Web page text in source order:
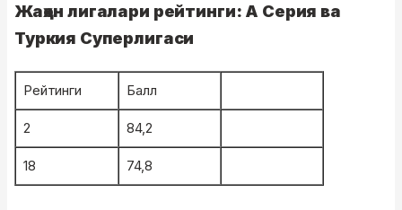
Жаҳон лигалари рейтинги: А Серия ва
Туркия Суперлигаси
Рейтинги Балл
2 84,2
18 74,8